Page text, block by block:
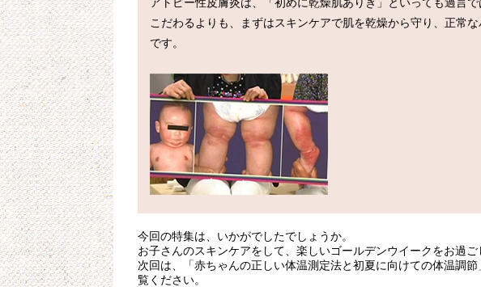
こだわるよりも、まずはスキンケアで肌を乾燥から守り、正常
です。
今回の特集は、いかがでしたでしょうか。
お子さんのスキンケアをして、楽しいゴールデンウイークをお過ご
次回は、「赤ちゃんの正しい体温測定法と初夏に向けての体温調
覧ください。